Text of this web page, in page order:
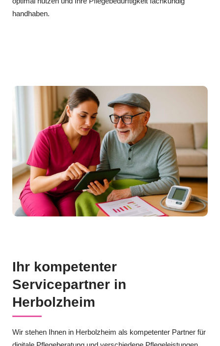
handhaben.
Ihr kompetenter
Servicepartner in
Herbolzheim
Wir stehen Ihnen in Herbolzheim als kompetenter Partner für